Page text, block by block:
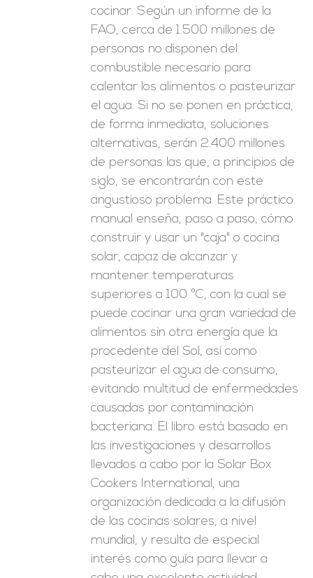
cocinar. Según un informe de la
FAO, cerca de 1.500 millones de
personas no disponen del
combustible necesario para
calentar los alimentos o pasteurizar
el agua. Si no se ponen en práctica,
de forma inmediata, soluciones
alternativas, serán 2.400 millones
de personas las que, a principios de
siglo, se encontrarán con este
angustioso problema. Este práctico
manual enseña, paso a paso, cómo
construir y usar un "caja" o cocina
solar, capaz de alcanzar y
mantener temperaturas
superiores a 100 ºC, con la cual se
puede cocinar una gran variedad de
alimentos sin otra energía que la
procedente del Sol, así como
pasteurizar el agua de consumo,
evitando multitud de enfermedades
causadas por contaminación
bacteriana. El libro está basado en
las investigaciones y desarrollos
llevados a cabo por la Solar Box
Cookers International, una
organización dedicada a la difusión
de las cocinas solares, a nivel
mundial, y resulta de especial
interés como guía para llevar a